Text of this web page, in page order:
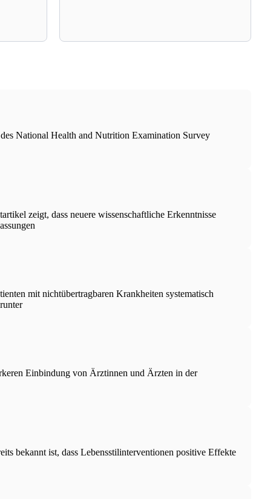
National Health and Nutrition Examination Survey
zeigt, dass neuere wissenschaftliche Erkenntnisse
mit nichtübertragbaren Krankheiten systematisch
Einbindung von Ärztinnen und Ärzten in der
bekannt ist, dass Lebensstilinterventionen positive Effekte